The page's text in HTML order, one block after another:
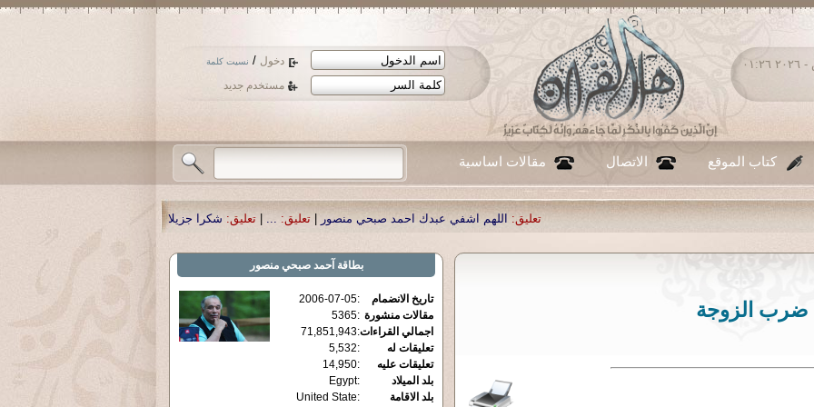
دخول / نسيت كلمة
مستخدم جديد
السبت ٠٨ - أغسطس - ٢٠٢٦ ٠١:٢٦
كتاب الموقع الاتصال مقالات اساسية
اللهم اشفي عبدك احمد صبحي منصور|تعليق: ... تعليق: شكرا جزيلا أستاذ حمد الحمد .أكرمكم الله .
ضرب الزوجة
بطاقة آحمد صبحي منصور
تاريخ الانضمام :
2006-07-05
مقالات منشورة :
5365
اجمالي القراءات:
71,851,943
تعليقات له
:
5,532
تعليقات عليه
:
14,950
بلد الميلاد
:
Egypt
بلد الاقامة
:
United State